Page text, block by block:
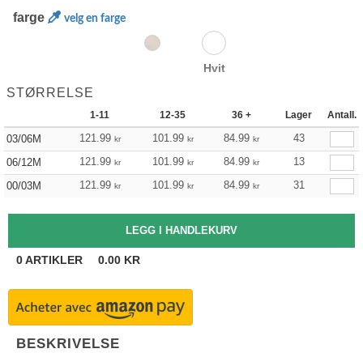
farge velg en farge
Hvit
STØRRELSE
1-11 12-35 36 + Lager Antall.
03/06M 121.99 kr 101.99 kr 84.99 kr
43
06/12M
121.99 kr 101.99 kr 84.99 kr
13
00/03M
121.99 kr 101.99 kr 84.99 kr 31
0ARTIKLER 0.00 KR
BESKRIVELSE